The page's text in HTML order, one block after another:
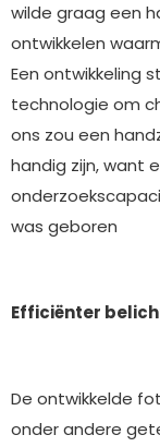
wilde graag een
ontwikkelen
Een ontwikkeling
technologie om
ons zou een
handig zijn, want
was geboren
Efficiënter
De ontwikkelde
onder andere